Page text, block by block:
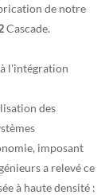
de notre
Cascade.
l'intégration
des
imposant
a relevé ce
à haute densité :